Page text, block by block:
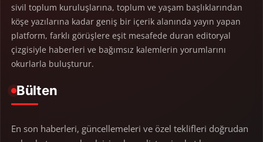
sivil toplum kuruluşlarına, toplum ve yaşam başlıklarından
köşe yazılarına kadar geniş bir içerik alanında yayın yapan
platform, farklı görüşlere eşit mesafede duran editoryal
çizgisiyle haberleri ve bağımsız kalemlerin yorumlarını
okurlarla buluşturur.
Bülten
En son haberleri, güncellemeleri ve özel teklifleri doğrudan